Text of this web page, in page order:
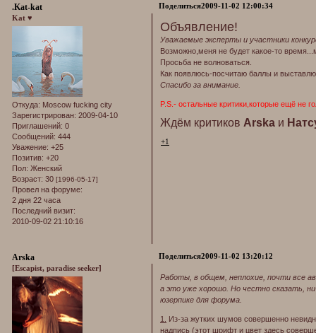
Поделиться2009-11-02 12:00:34
.Kat-kat
Kat ♥
Откуда: Moscow fucking city
Зарегистрирован: 2009-04-10
Приглашений: 0
Сообщений: 444
Уважение: +25
Позитив: +20
Пол: Женский
Возраст: 30 [1996-05-17]
Провел на форуме:
2 дня 22 часа
Последний визит:
2010-09-02 21:10:16
Объявление!
Уважаемые эксперты и участники
Возможно,меня не будет какое-то
Просьба не волноваться.
Как появлюсь-посчитаю баллы и
Спасибо за внимание.
P.S.- остальные критики,которые ещё не
Ждём критиков Arska и
+1
Поделиться2009-11-02 13:20:12
Arska
[Escapist, paradise seeker]
Работы, в общем, неплохие, почти все
а это уже хорошо. Но честно сказать,
юзерпике для форума.
1.
Из-за жутких шумов совершенно
надпись (этот шрифт и цвет здесь